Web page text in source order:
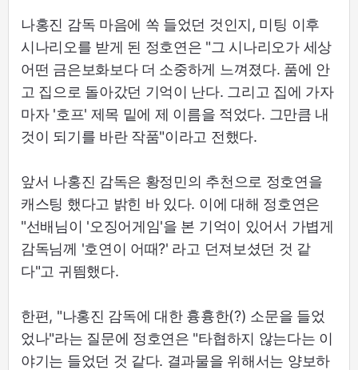
나홍진 감독 마음에 쏙 들었던 것인지, 미팅 이후
시나리오를 받게 된 정호연은 "그 시나리오가 세상
어떤 금은보화보다 더 소중하게 느껴졌다. 품에 안
고 집으로 돌아갔던 기억이 난다. 그리고 집에 가자
마자 '호프' 제목 밑에 제 이름을 적었다. 그만큼 내
것이 되기를 바란 작품"이라고 전했다.
앞서 나홍진 감독은 황정민의 추천으로 정호연을
캐스팅 했다고 밝힌 바 있다. 이에 대해 정호연은
"선배님이 '오징어게임'을 본 기억이 있어서 가볍게
감독님께 '호연이 어때?' 라고 던져보셨던 것 같
다"고 귀띔했다.
한편, "나홍진 감독에 대한 흉흉한(?) 소문을 들었
었나"라는 질문에 정호연은 "타협하지 않는다는 이
야기는 들었던 것 같다. 결과물을 위해서는 양보하